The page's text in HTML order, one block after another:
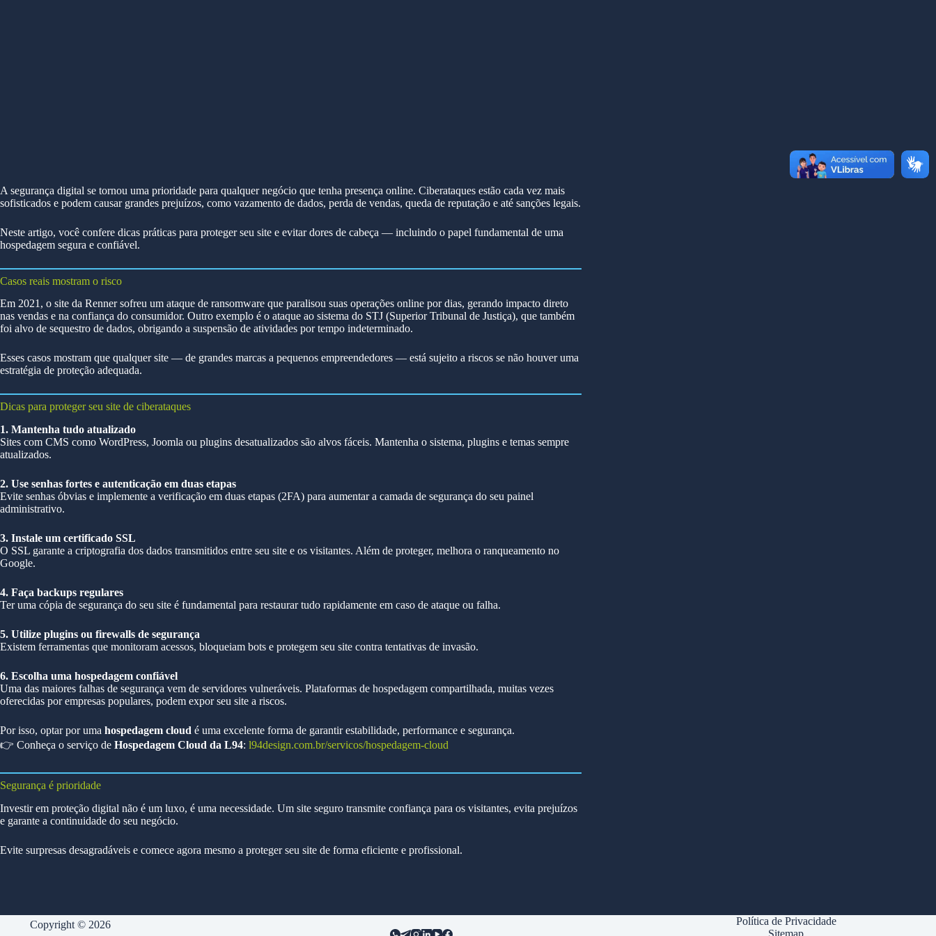
A segurança digital se tornou uma prioridade para qualquer negócio que tenha presença online. Ciberataques estão cada vez mais
sofisticados e podem causar grandes prejuízos, como vazamento de dados, perda de vendas, queda de reputação e até sanções legais.
Neste artigo, você confere dicas práticas para proteger seu site e evitar dores de cabeça — incluindo o papel fundamental de uma
hospedagem segura e confiável.
Casos reais mostram o risco
Em 2021, o site da Renner sofreu um ataque de ransomware que paralisou suas operações online por dias, gerando impacto direto
nas vendas e na confiança do consumidor. Outro exemplo é o ataque ao sistema do STJ (Superior Tribunal de Justiça), que também
foi alvo de sequestro de dados, obrigando a suspensão de atividades por tempo indeterminado.
Esses casos mostram que qualquer site — de grandes marcas a pequenos empreendedores — está sujeito a riscos se não houver uma
estratégia de proteção adequada.
Dicas para proteger seu site de ciberataques
1. Mantenha tudo atualizado
Sites com CMS como WordPress, Joomla ou plugins desatualizados são alvos fáceis. Mantenha o sistema, plugins e temas sempre
atualizados.
2. Use senhas fortes e autenticação em duas etapas
Evite senhas óbvias e implemente a verificação em duas etapas (2FA) para aumentar a camada de segurança do seu painel
administrativo.
3. Instale um certificado SSL
O SSL garante a criptografia dos dados transmitidos entre seu site e os visitantes. Além de proteger, melhora o ranqueamento no
Google.
4. Faça backups regulares
Ter uma cópia de segurança do seu site é fundamental para restaurar tudo rapidamente em caso de ataque ou falha.
5. Utilize plugins ou firewalls de segurança
Existem ferramentas que monitoram acessos, bloqueiam bots e protegem seu site contra tentativas de invasão.
6. Escolha uma hospedagem confiável
Uma das maiores falhas de segurança vem de servidores vulneráveis. Plataformas de hospedagem compartilhada, muitas vezes
oferecidas por empresas populares, podem expor seu site a riscos.
Por isso, optar por uma hospedagem cloud é uma excelente forma de garantir estabilidade, performance e segurança.
👉 Conheça o serviço de Hospedagem Cloud da L94: l94design.com.br/servicos/hospedagem-cloud
Segurança é prioridade
Investir em proteção digital não é um luxo, é uma necessidade. Um site seguro transmite confiança para os visitantes, evita prejuízos
e garante a continuidade do seu negócio.
Evite surpresas desagradáveis e comece agora mesmo a proteger seu site de forma eficiente e profissional.
Copyright © 2026
Política de Privacidade
Sitemap